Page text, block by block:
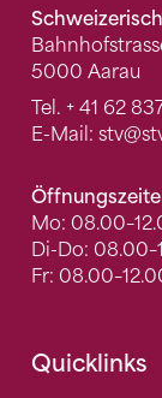
5000 Aarau
Tel. + 41 62
E-Mail: stv
Mo:
Di-Do:
Fr:
Quicklinks